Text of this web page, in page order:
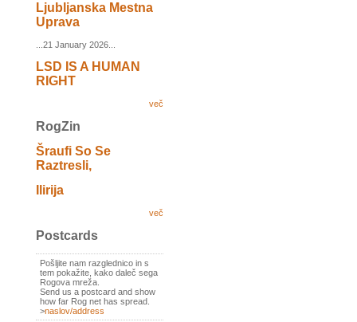
Ljubljanska Mestna
Uprava
...21 January 2026...
LSD IS A HUMAN
RIGHT
več
RogZin
Šraufi So Se
Raztresli,
Ilirija
več
Postcards
Pošljite nam razglednico in s
tem pokažite, kako daleč sega
Rogova mreža.
Send us a postcard and show
how far Rog net has spread.
>naslov/address